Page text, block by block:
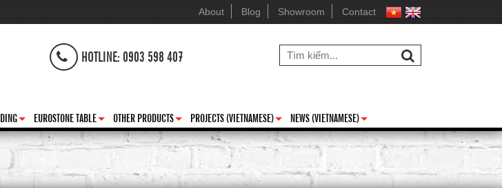
About Blog Showroom Contact
HOTLINE: 0903 598 407
+ +
EUROSTONE TABLE
+
OTHER PRODUCTS
+
PROJECTS (VIETNAMESE)
+
NEWS (VIETNAMESE)